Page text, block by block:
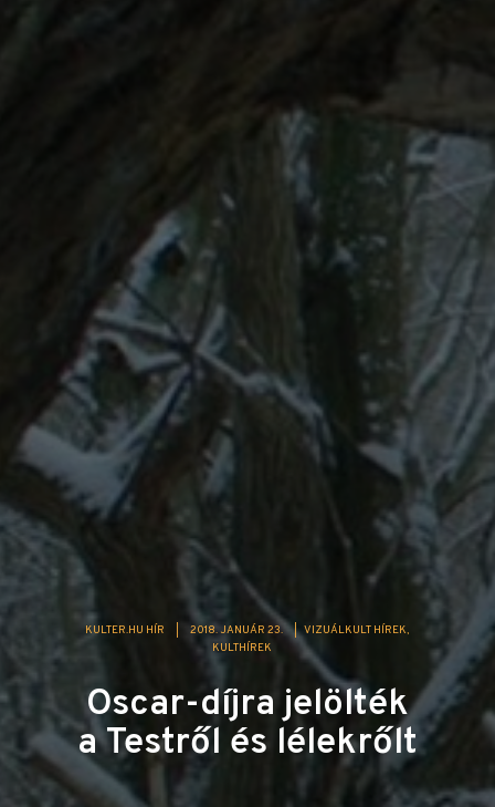
KULTER.HU HÍR 2018. JANUÁR 23. | VIZUÁLKULT HÍREK
KULTHÍREK
Oscar-díjra jelölték
a Testről és lélekrőlt